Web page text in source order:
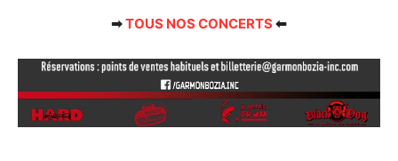
➡TOUS NOS CONCERTS⬅